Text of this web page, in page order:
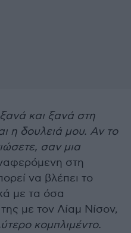
και ξανά στη
η δουλειά μου. Αν το
σαν μια
στη
να βλέπει το
με τα όσα
με τον Λίαμ Νίσον,
κομπλιμέντο.